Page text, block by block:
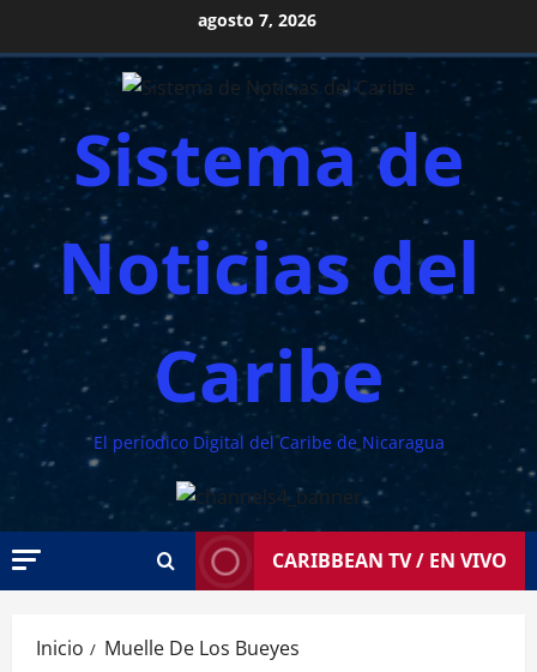
al
contenido
agosto 7, 2026
Sistema de
Noticias del
Caribe
El periodico Digital del Caribe de Nicaragua
CARIBBEAN TV / EN VIVO
Inicio Muelle De Los Bueyes